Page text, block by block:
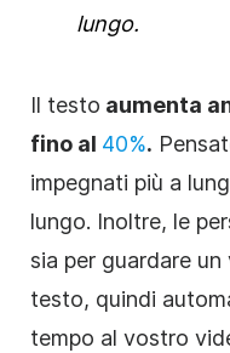
lungo.
Il testo aumenta
fino al 40%.
impegnati più a
lungo. Inoltre, le
sia per guardare un
testo, quindi
tempo al vostro